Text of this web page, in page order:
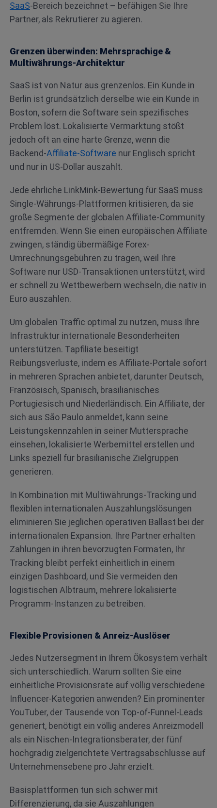
SaaS-Bereich bezeichnet – befähigen Sie Ihre
Partner, als Rekrutierer zu agieren.
Grenzen überwinden: Mehrsprachige &
Multiwährungs-Architektur
SaaS ist von Natur aus grenzenlos. Ein Kunde in
Berlin ist grundsätzlich derselbe wie ein Kunde in
Boston, sofern die Software sein spezifisches
Problem löst. Lokalisierte Vermarktung stößt
jedoch oft an eine harte Grenze, wenn die
Backend-Affiliate-Software nur Englisch spricht
und nur in US-Dollar auszahlt.
Jede ehrliche LinkMink-Bewertung für SaaS muss
Single-Währungs-Plattformen kritisieren, da sie
große Segmente der globalen Affiliate-Community
entfremden. Wenn Sie einen europäischen Affiliate
zwingen, ständig übermäßige Forex-
Umrechnungsgebühren zu tragen, weil Ihre
Software nur USD-Transaktionen unterstützt, wird
er schnell zu Wettbewerbern wechseln, die nativ in
Euro auszahlen.
Um globalen Traffic optimal zu nutzen, muss Ihre
Infrastruktur internationale Besonderheiten
unterstützen. Tapfiliate beseitigt
Reibungsverluste, indem es Affiliate-Portale sofort
in mehreren Sprachen anbietet, darunter Deutsch,
Französisch, Spanisch, brasilianisches
Portugiesisch und Niederländisch. Ein Affiliate, der
sich aus São Paulo anmeldet, kann seine
Leistungskennzahlen in seiner Muttersprache
einsehen, lokalisierte Werbemittel erstellen und
Links speziell für brasilianische Zielgruppen
generieren.
In Kombination mit Multiwährungs-Tracking und
flexiblen internationalen Auszahlungslösungen
eliminieren Sie jeglichen operativen Ballast bei der
internationalen Expansion. Ihre Partner erhalten
Zahlungen in ihren bevorzugten Formaten, Ihr
Tracking bleibt perfekt einheitlich in einem
einzigen Dashboard, und Sie vermeiden den
logistischen Albtraum, mehrere lokalisierte
Programm-Instanzen zu betreiben.
Flexible Provisionen & Anreiz-Auslöser
Jedes Nutzersegment in Ihrem Ökosystem verhält
sich unterschiedlich. Warum sollten Sie eine
einheitliche Provisionsrate auf völlig verschiedene
Influencer-Kategorien anwenden? Ein prominenter
YouTuber, der Tausende von Top-of-Funnel-Leads
generiert, benötigt ein völlig anderes Anreizmodell
als ein Nischen-Integrationsberater, der fünf
hochgradig zielgerichtete Vertragsabschlüsse auf
Unternehmensebene pro Jahr erzielt.
Basisplattformen tun sich schwer mit
Differenzierung, da sie Auszahlungen